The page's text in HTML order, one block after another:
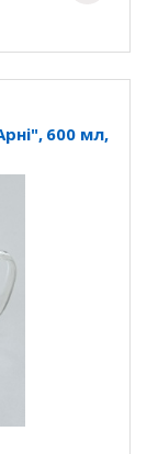
600 мл,